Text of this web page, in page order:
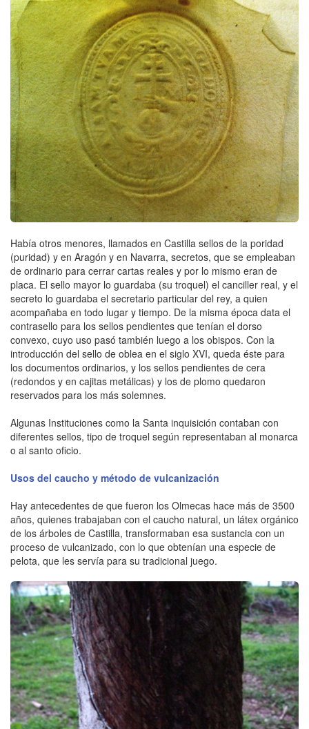
Había otros menores, llamados en Castilla sellos de la poridad
(puridad) y en Aragón y en Navarra, secretos, que se empleaban
de ordinario para cerrar cartas reales y por lo mismo eran de
placa. El sello mayor lo guardaba (su troquel) el canciller real, y el
secreto lo guardaba el secretario particular del rey, a quien
acompañaba en todo lugar y tiempo. De la misma época data el
contrasello para los sellos pendientes que tenían el dorso
convexo, cuyo uso pasó también luego a los obispos. Con la
introducción del sello de oblea en el siglo XVI, queda éste para
los documentos ordinarios, y los sellos pendientes de cera
(redondos y en cajitas metálicas) y los de plomo quedaron
reservados para los más solemnes.
Algunas Instituciones como la Santa inquisición contaban con
diferentes sellos, tipo de troquel según representaban al monarca
o al santo oficio.
Usos del caucho y método de vulcanización
Hay antecedentes de que fueron los Olmecas hace más de 3500
años, quienes trabajaban con el caucho natural, un látex orgánico
de los árboles de Castilla, transformaban esa sustancia con un
proceso de vulcanizado, con lo que obtenían una especie de
pelota, que les servía para su tradicional juego.